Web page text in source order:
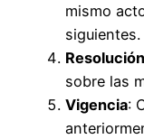
mismo
siguientes.
Resolución
sobre las
Vigencia: